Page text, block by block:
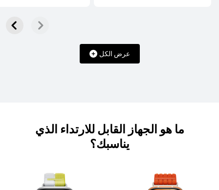
عرض الكل
تعرّف على المزيد
ما هو الجهاز القابل للارتداء الذي
يناسبك؟